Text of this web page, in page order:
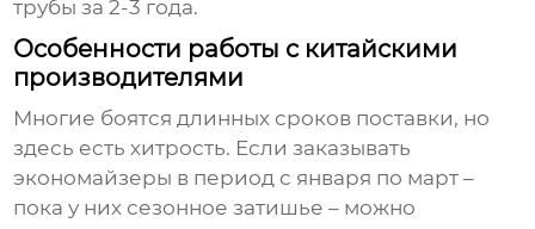
трубы за 2-3 года.
Особенности работы с китайскими
производителями
Многие боятся длинных сроков поставки, но
здесь есть хитрость. Если заказывать
экономайзеры в период с января по март –
пока у них сезонное затишье – можно